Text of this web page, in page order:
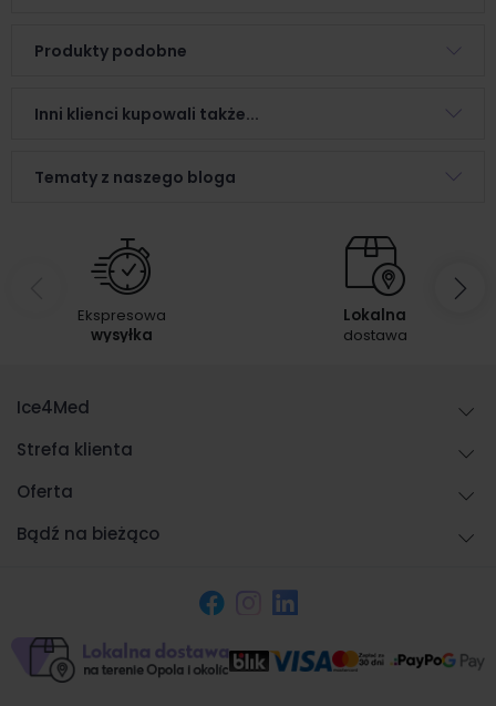
Produkty podobne
Inni klienci kupowali także...
Tematy z naszego bloga
Ekspresowa
wysyłka
Lokalna
dostawa
Ice4Med
Strefa klienta
Oferta
Bądź na bieżąco